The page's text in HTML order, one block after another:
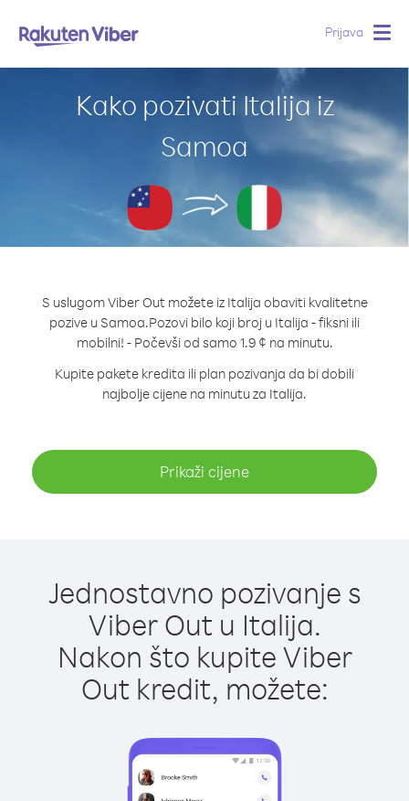
Prijava
Kako pozivati Italija iz
Samoa
S uslugom Viber Out možete iz Italija obaviti kvalitetne
pozive u Samoa.Pozovi bilo koji broj u Italija - fiksni ili
mobilni! - Počevši od samo 1.9 ¢ na minutu.
Kupite pakete kredita ili plan pozivanja da bi dobili
najbolje cijene na minutu za Italija.
Prikaži cijene
Jednostavno pozivanje s
Viber Out u Italija.
Nakon što kupite Viber
Out kredit, možete: